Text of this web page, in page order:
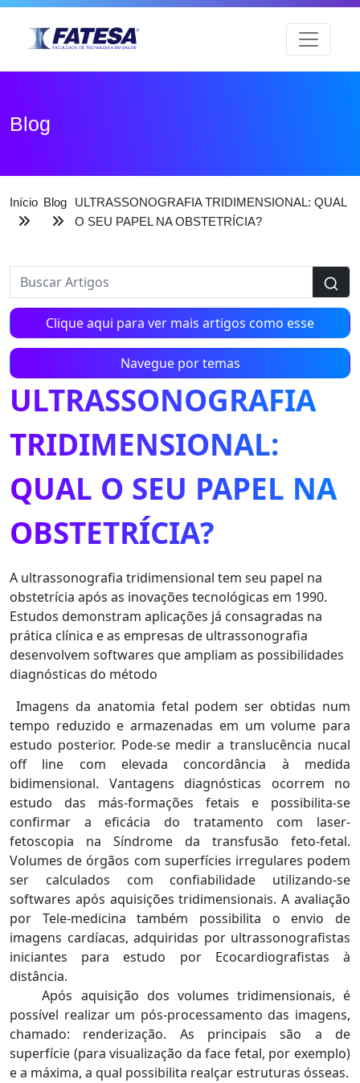
Blog
Início Blog
ULTRASSONOGRAFIA TRIDIMENSIONAL: QUAL
O SEU PAPEL NA OBSTETRÍCIA?
Clique aqui para ver mais artigos como esse
Navegue por temas
ULTRASSONOGRAFIA
TRIDIMENSIONAL:
QUAL O SEU PAPEL NA
OBSTETRÍCIA?
A ultrassonografia tridimensional tem seu papel na
obstetrícia após as inovações tecnológicas em 1990.
Estudos demonstram aplicações já consagradas na
prática clínica e as empresas de ultrassonografia
desenvolvem softwares que ampliam as possibilidades
diagnósticas do método
Imagens da anatomia fetal podem ser obtidas num
tempo reduzido e armazenadas em um volume para
estudo posterior. Pode-se medir a translucência nucal
off line com elevada concordância à medida
bidimensional. Vantagens diagnósticas ocorrem no
estudo das más-formações fetais e possibilita-se
confirmar a eficácia do tratamento com laser-
fetoscopia na Síndrome da transfusão feto-fetal.
Volumes de órgãos com superfícies irregulares podem
ser calculados com confiabilidade utilizando-se
softwares após aquisições tridimensionais. A avaliação
por Tele-medicina também possibilita o envio de
imagens cardíacas, adquiridas por ultrassonografistas
iniciantes para estudo por Ecocardiografistas à
distância.
Após aquisição dos volumes tridimensionais, é
possível realizar um pós-processamento das imagens,
chamado: renderização. As principais são a de
superfície (para visualização da face fetal, por exemplo)
e a máxima, a qual possibilita realçar estruturas ósseas.